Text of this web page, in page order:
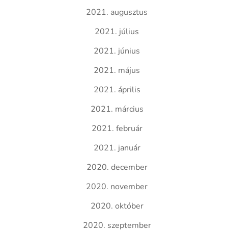
2021. augusztus
2021. július
2021. június
2021. május
2021. április
2021. március
2021. február
2021. január
2020. december
2020. november
2020. október
2020. szeptember